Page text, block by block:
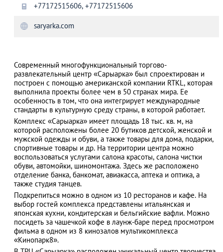
АЗАД
+77172515606, +77172515606
saryarka.com
Современный многофункциональный торгово-
развлекательный центр «Сарыарка» был спроектирован и
построен с помощью американской компании RTKL, которая
выполнила проекты более чем в 50 странах мира. Ее
особенность в том, что она интегрирует международные
стандарты в культурную среду страны, в которой работает.
Комплекс «Сарыарка» имеет площадь 18 тыс. кв. м, на
которой расположены более 20 бутиков детской, женской и
мужской одежды и обуви, а также товары для дома, подарки,
спортивные товары и др. На территории центра можно
воспользоваться услугами салона красоты, салона чистки
обуви, автомойки, шиномонтажа. Здесь же расположено
отделение банка, банкомат, авиакасса, аптека и оптика, а
также студия танцев.
Подкрепиться можно в одном из 10 ресторанов и кафе. На
выбор гостей комплекса представлены итальянская и
японская кухни, кондитерская и бельгийские вафли. Можно
посидеть за чашечкой кофе в лаунж-баре перед просмотром
фильма в одном из 8 кинозалов мультикомплекса
«Кинопарк8».